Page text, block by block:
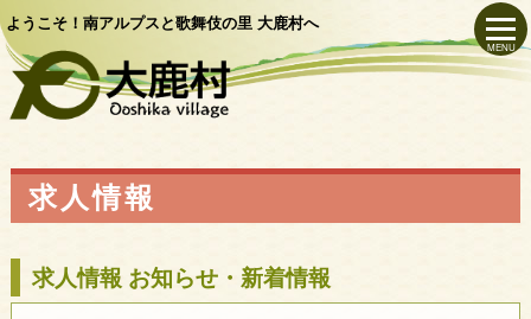
ようこそ！南アルプスと歌舞伎の里 大鹿村へ
MENU
求人情報
求人情報 お知らせ・新着情報